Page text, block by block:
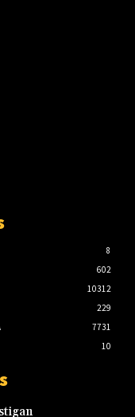
8
602
10312
229
7731
10